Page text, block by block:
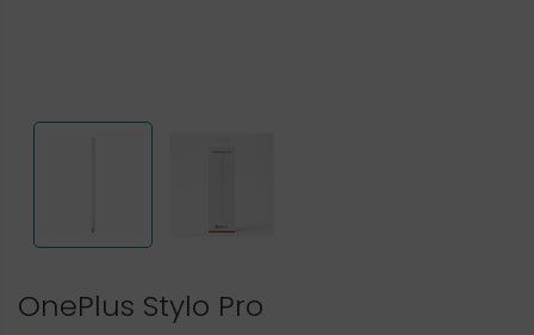
OnePlus Stylo Pro